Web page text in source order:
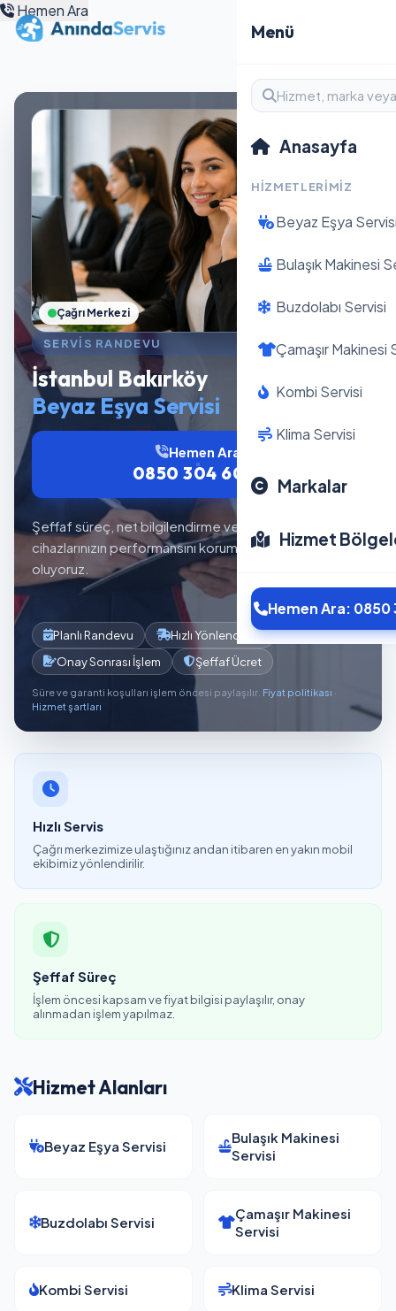
Menü
Anasayfa
HIZMETLERIMIZ
Beyaz Eşya
Bulaşık Makinesi
Buzdolabı Servisi
Çamaşır Makinesi
Kombi Servisi
Klima Servisi
Markalar
Hizmet
Hemen Ara: 0850
Hemen Ara
SERVIS RANDEVU
İstanbul Bakırköy
Beyaz Eşya Servisi
Şeffaf süreç, net bilgilendirme ve planlı servis akışıyla
cihazlarınızın performansını korumaya yardımcı
oluyoruz.
Hemen Ara
0850 304 6012
Planlı Randevu
Hızlı Yönlendirme
Onay Sonrası İşlem
Şeffaf Ücret
Süre ve garanti koşulları işlem öncesi paylaşılır. Fiyat politikası ·
Hizmet şartları
Çağrı Merkezi
Hızlı Servis
Çağrı merkezimize ulaştığınız andan itibaren en yakın mobil
ekibimiz yönlendirilir.
Şeffaf Süreç
İşlem öncesi kapsam ve fiyat bilgisi paylaşılır, onay
alınmadan işlem yapılmaz.
Hizmet Alanları
Beyaz Eşya Servisi
Bulaşık Makinesi
Servisi
Buzdolabı Servisi
Çamaşır Makinesi
Servisi
Kombi Servisi Klima Servisi